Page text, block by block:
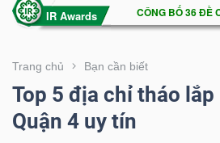
Trang chủ Bạn cần biết
Top 5 địa chỉ tháo lắp
Quận 4 uy tín
VIETSTOCK
CHỨNG